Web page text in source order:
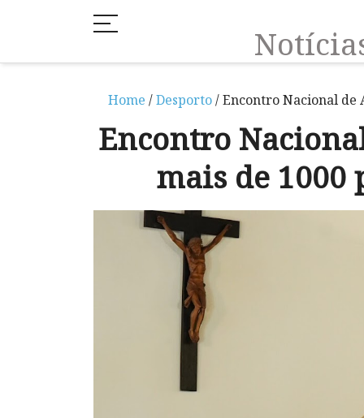
Home /Desporto/ Encontro Nacional de
Encontro
mais de 1000